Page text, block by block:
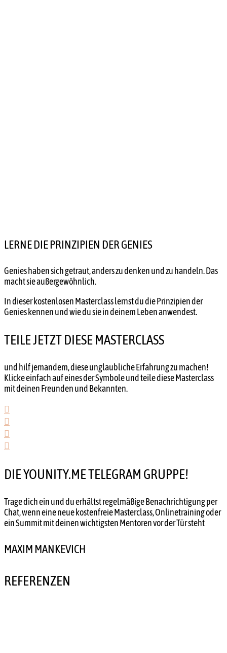
LERNE DIE PRINZIPIEN DER GENIES
Genies haben sich getraut, anders zu denken und zu handeln. Das
macht sie außergewöhnlich.
In dieser kostenlosen Masterclass lernst du die Prinzipien der
Genies kennen und wie du sie in deinem Leben anwendest.
TEILE JETZT DIESE MASTERCLASS
und hilf jemandem, diese unglaubliche Erfahrung zu machen!
Klicke einfach auf eines der Symbole und teile diese Masterclass
mit deinen Freunden und Bekannten.




DIE YOUNITY.ME TELEGRAM GRUPPE!
Trage dich ein und du erhältst regelmäßige Benachrichtigung per
Chat, wenn eine neue kostenfreie Masterclass, Onlinetraining oder
ein Summit mit deinen wichtigsten Mentoren vor der Tür steht
MAXIM MANKEVICH
REFERENZEN